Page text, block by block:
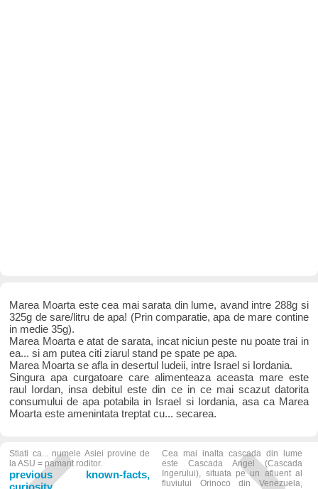
Marea Moarta este cea mai sarata din lume, avand intre 288g si
325g de sare/litru de apa! (Prin comparatie, apa de mare contine
in medie 35g).
Marea Moarta e atat de sarata, incat niciun peste nu poate trai in
ea... si am putea citi ziarul stand pe spate pe apa.
Marea Moarta se afla in desertul Iudeii, intre Israel si Iordania.
Singura apa curgatoare care alimenteaza aceasta mare este
raul Iordan, insa debitul este din ce in ce mai scazut datorita
consumului de apa potabila in Israel si Iordania, asa ca Marea
Moarta este amenintata treptat cu... secarea.
Stiati ca... numele Asiei provine de
la ASU = pamant roditor.
previous known-facts,
Cea mai inalta cascada din lume
este Cascada Angel (Cascada
Ingerului), situata pe un afluent al
fluviului Orinoco din Venezuela,